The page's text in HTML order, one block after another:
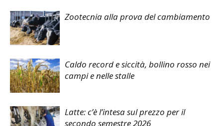
Zootecnia alla prova del cambiamento
Caldo record e siccità, bollino rosso nei
campi e nelle stalle
Latte: c’è l’intesa sul prezzo per il
secondo semestre 2026